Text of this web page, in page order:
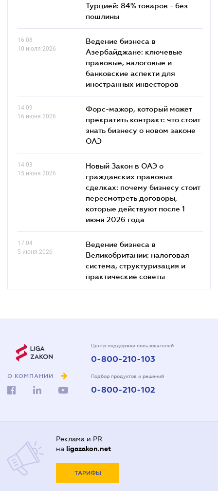
Турцией: 84% товаров - без
пошлины
16.08
10 июля 2026
Ведение бизнеса в
Азербайджане: ключевые
правовые, налоговые и
банковские аcпекти для
иностранных инвесторов
14.09
16 июня 2026
Форс-мажор, который может
прекратить контракт: что стоит
знать бизнесу о новом законе
ОАЭ
14.03
15 июня 2026
Новый Закон в ОАЭ о
гражданских правовых
сделках: почему бизнесу стоит
пересмотреть договоры,
которые действуют после 1
июня 2026 года
17.04
5 июня 2026
Ведение бизнеса в
Великобритании: налоговая
система, структуризация и
практические советы
О КОМПАНИИ
Центр поддержки пользователей
0-800-210-103
Подбор продуктов и решений
0-800-210-102
Реклама и PR
на ligazakon.net
ТАРИФЫ